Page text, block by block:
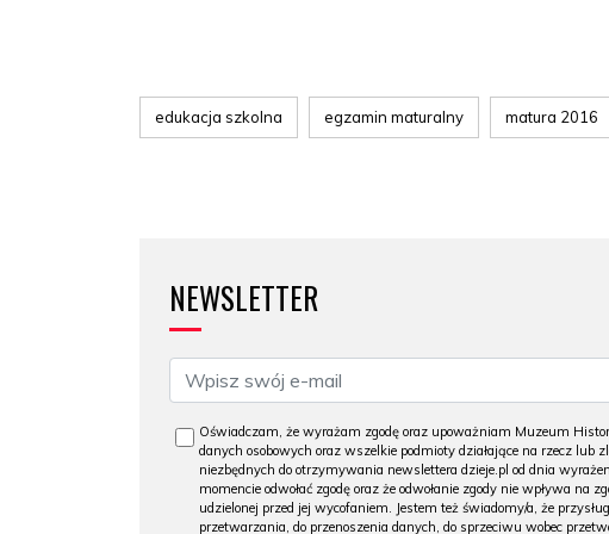
edukacja szkolna egzamin maturalny matura 2016
NEWSLETTER
Oświadczam, że wyrażam zgodę oraz upoważniam Muzeum
danych osobowych oraz wszelkie podmioty działające na rzecz lub
niezbędnych do otrzymywania newslettera dzieje.pl od dnia
momencie odwołać zgodę oraz że odwołanie zgody nie wpływa na
udzielonej przed jej wycofaniem. Jestem też świadomy/a, że
przetwarzania, do przenoszenia danych, do sprzeciwu wobec